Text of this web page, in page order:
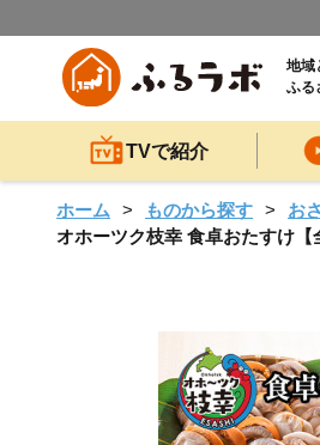
地域
ふる
TVで紹介
ホーム ものから探す お
オホーツク枝幸 食卓おたすけ【